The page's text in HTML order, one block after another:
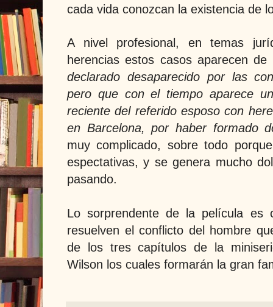
cada vida conozcan la existencia de
A nivel profesional, en temas
herencias estos casos aparecen
declarado desaparecido por las
pero que con el tiempo aparece
reciente del referido esposo con
en Barcelona, por haber formado
muy complicado, sobre todo
espectativas, y se genera mucho
pasando.
Lo sorprendente de la película es
resuelven el conflicto del hombre
de los tres capítulos de la
Wilson los cuales formarán la gran